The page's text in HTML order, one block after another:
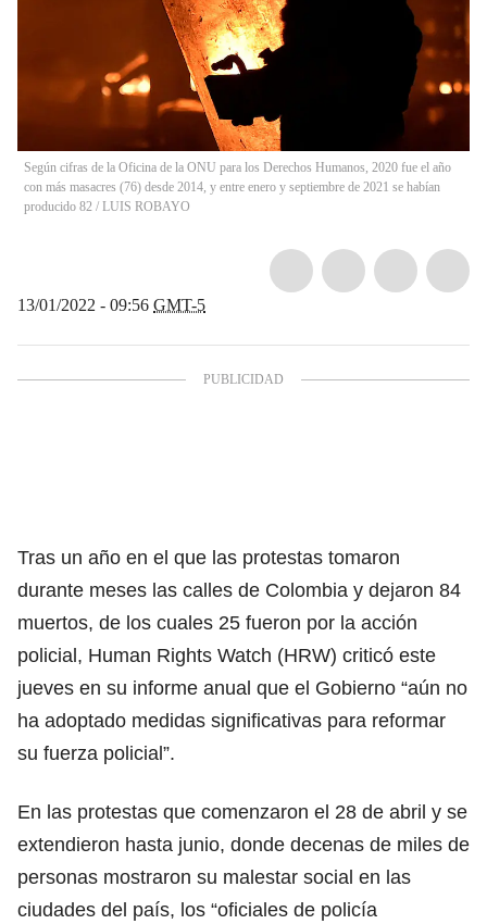
Según cifras de la Oficina de la ONU para los Derechos Humanos, 2020 fue el año
con más masacres (76) desde 2014, y entre enero y septiembre de 2021 se habían
producido 82 / LUIS ROBAYO
13/01/2022 - 09:56 GMT-5
Tras un año en el que las protestas tomaron
durante meses las calles de Colombia y dejaron 84
muertos, de los cuales 25 fueron por la acción
policial, Human Rights Watch (HRW) criticó este
jueves en su informe anual que el Gobierno “aún no
ha adoptado medidas significativas para reformar
su fuerza policial”.
En las protestas que comenzaron el 28 de abril y se
extendieron hasta junio, donde decenas de miles de
personas mostraron su malestar social en las
ciudades del país, los “oficiales de policía